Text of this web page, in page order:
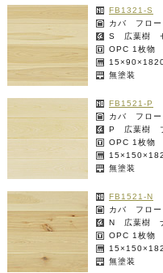
FB1321-S
カバ フロー
S 広葉樹
OPC 1枚物
無塗装
FB1521-P
カバ フロー
P 広葉樹
OPC 1枚物
無塗装
FB1521-N
カバ フロー
N 広葉樹
OPC 1枚物
無塗装